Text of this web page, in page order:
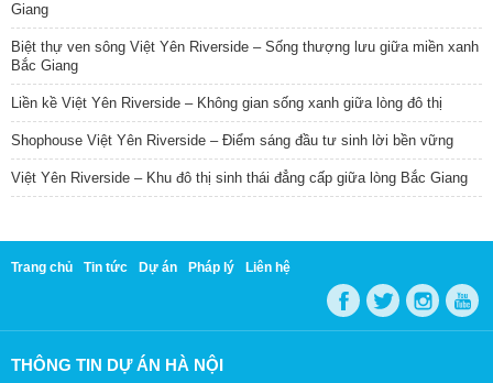
Giang
Biệt thự ven sông Việt Yên Riverside – Sống thượng lưu giữa miền xanh
Bắc Giang
Liền kề Việt Yên Riverside – Không gian sống xanh giữa lòng đô thị
Shophouse Việt Yên Riverside – Điểm sáng đầu tư sinh lời bền vững
Việt Yên Riverside – Khu đô thị sinh thái đẳng cấp giữa lòng Bắc Giang
Trang chủ Tin tức Dự án Pháp lý Liên hệ
THÔNG TIN DỰ ÁN HÀ NỘI